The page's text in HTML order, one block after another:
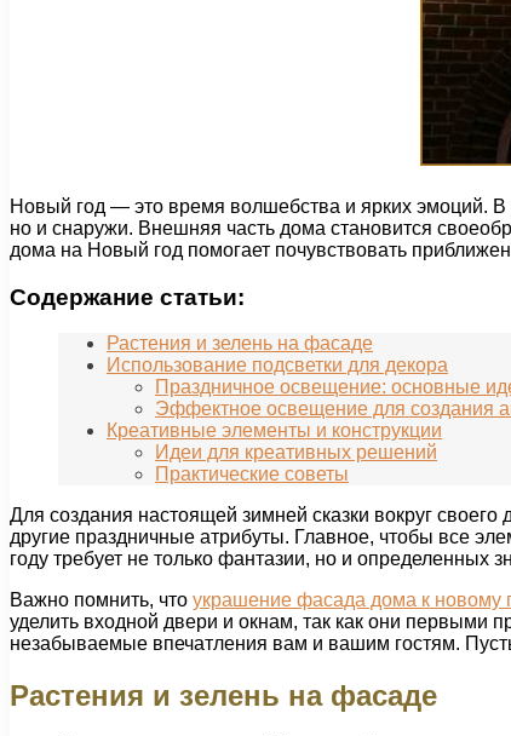
Новый год — это время волшебства и ярких эмоций. В
но и снаружи. Внешняя часть дома становится
дома на Новый год помогает почувствовать
Содержание статьи:
Растения и зелень на фасаде
Использование подсветки для декора
Праздничное освещение: основные
Эффектное освещение для создания
Креативные элементы и конструкции
Идеи для креативных решений
Практические советы
Для создания настоящей зимней сказки вокруг
другие праздничные атрибуты. Главное, чтобы все
году требует не только фантазии, но и
Важно помнить, что украшение фасада дома к новому
уделить входной двери и окнам, так как они
незабываемые впечатления вам и вашим гостям.
Растения и зелень на фасаде